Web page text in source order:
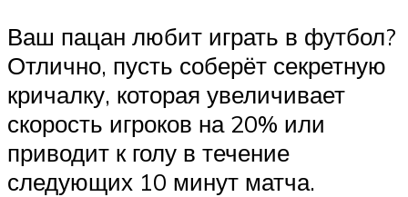
Ваш пацан любит играть в футбол?
Отлично, пусть соберёт секретную
кричалку, которая увеличивает
скорость игроков на 20% или
приводит к голу в течение
следующих 10 минут матча.